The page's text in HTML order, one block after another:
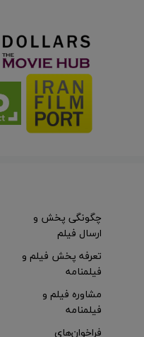
چگونگی پخش و
ارسال فیلم
تعرفه پخش فیلم و
فیلمنامه
مشاوره فیلم و
فیلمنامه
فراخوان‌های